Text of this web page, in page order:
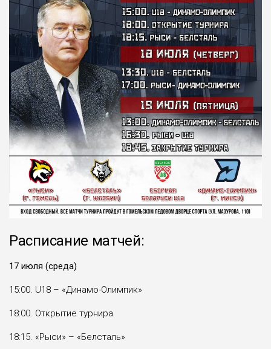
Расписание матчей:
17 июля (среда)
15:00. U18 – «Динамо-Олимпик»
18:00. Открытие турнира
18:15. «Рыси» – «Белсталь»